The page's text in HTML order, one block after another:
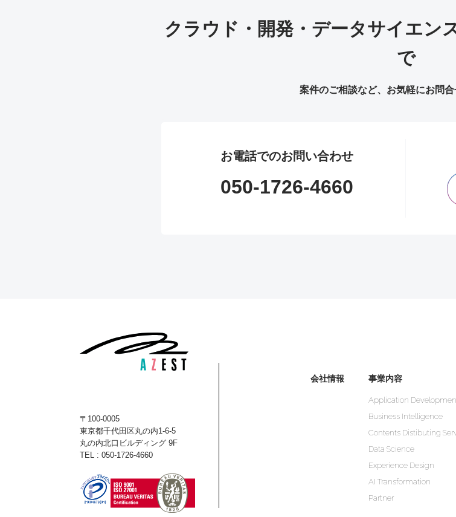
クラウド・開発・データサイエン
で
案件のご相談など、お気軽にお問合
お電話でのお問い合わせ
050-1726-4660
〒100-0005
東京都千代田区丸の内1-6-5
丸の内北口ビルディング 9F
TEL : 050-1726-4660
会社情報 事業内容
Application
Business Intelligence
Contents Distibuting
Data Science
Experience Design
AI Transformation
Partner